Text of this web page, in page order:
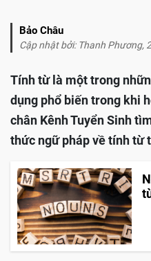
Bảo Châu
Cập nhật bởi: Thanh Phương,
Tính từ là một trong
dụng phổ biến trong khi
chân Kênh Tuyển Sinh
thức ngữ pháp về tính từ